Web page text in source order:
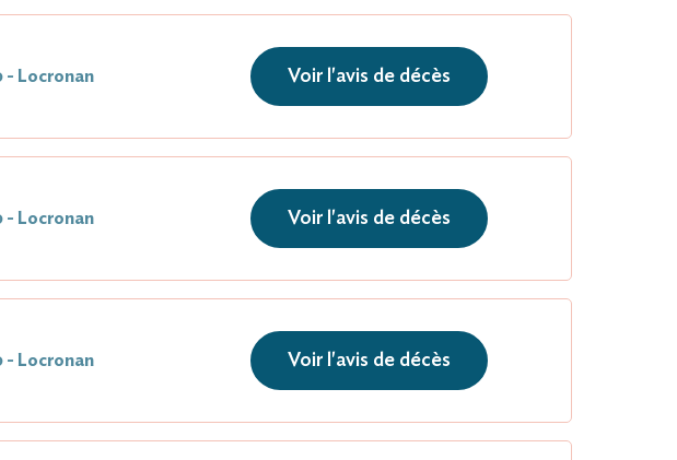
- Locronan Voir l'avis de décès
- Locronan Voir l'avis de décès
- Locronan Voir l'avis de décès